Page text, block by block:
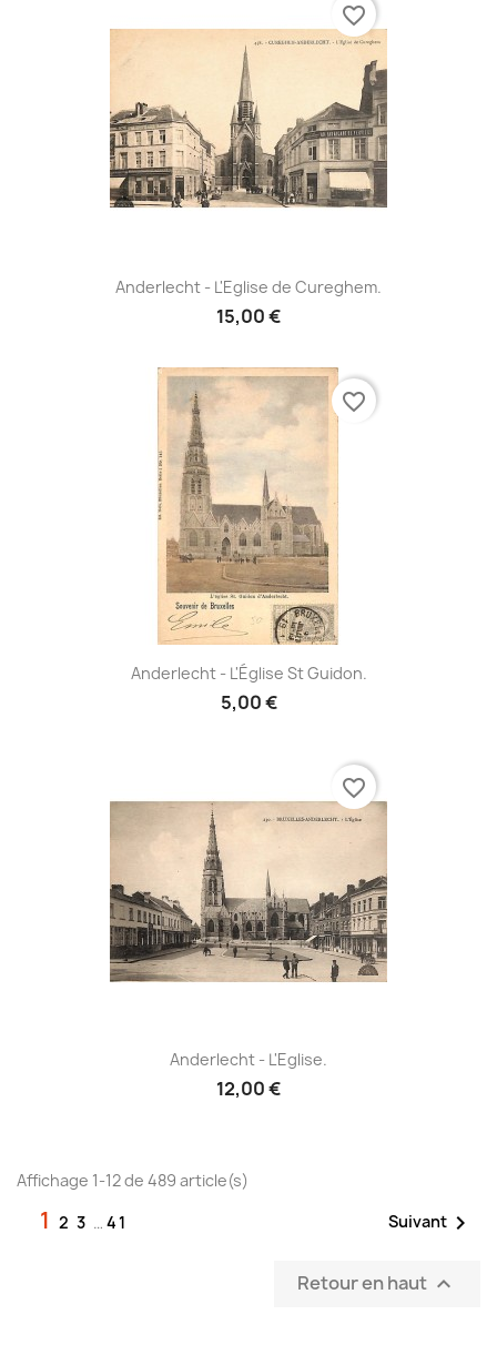
Anderlecht - L'Eglise de Cureghem.
15,00 €
favorite_border
Anderlecht - L'Église St Guidon.
5,00 €
favorite_border
Anderlecht - L'Eglise.
12,00 €
favorite_border
Affichage 1-12 de 489 article(s)
1 2 3 … 41 Suivant 
Retour en haut 